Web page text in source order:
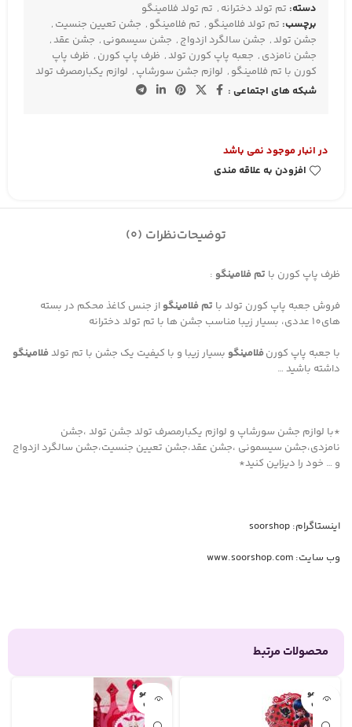
دسته: تم تولد دخترانه , تم تولد فلامینگو
برچسب: تم تولد فلامینگو , تم فلامینگو , جشن تعیین جنسیت ,
جشن تولد, جشن سالگرد ازدواج , جشن سیسمونی , جشن عقد,
جشن نامزدی , جعبه پاپ کورن تولد, ظرف پاپ کورن , ظرف پاپ
کورن با تم فلامینگو , لوازم جشن سورشاپ , لوازم یکبارمصرف تولد
شبکه های اجتماعی :
در انبار موجود نمی باشد
افزودن به علاقه مندی
توضیحاتنظرات (0)
ظرف پاپ کورن با تم فلامینگو :
فروش جعبه پاپ کورن تولد با تم فلامینگو از جنس کاغذ محکم در بسته
های10 عددی، بسیار زیبا مناسب جشن ها با تم تولد دخترانه
با جعبه پاپ کورنفلامینگو بسیار زیبا و با کیفیت یک جشن با تم تولدفلامینگو
داشته باشید …
*با لوازم جشن سورشاپ و لوازم یکبارمصرف تولد جشن تولد ،جشن
نامزدی،جشن سیسمونی ،جشن عقد،جشن تعیین جنسیت،جشن سالگرد ازدواج
و … خود را دیزاین کنید*
اینستاگرام: soorshop
وب سایت: www.soorshop.com
محصولات مرتبط
اتمام مو
جودی
اتمام مو
جودی